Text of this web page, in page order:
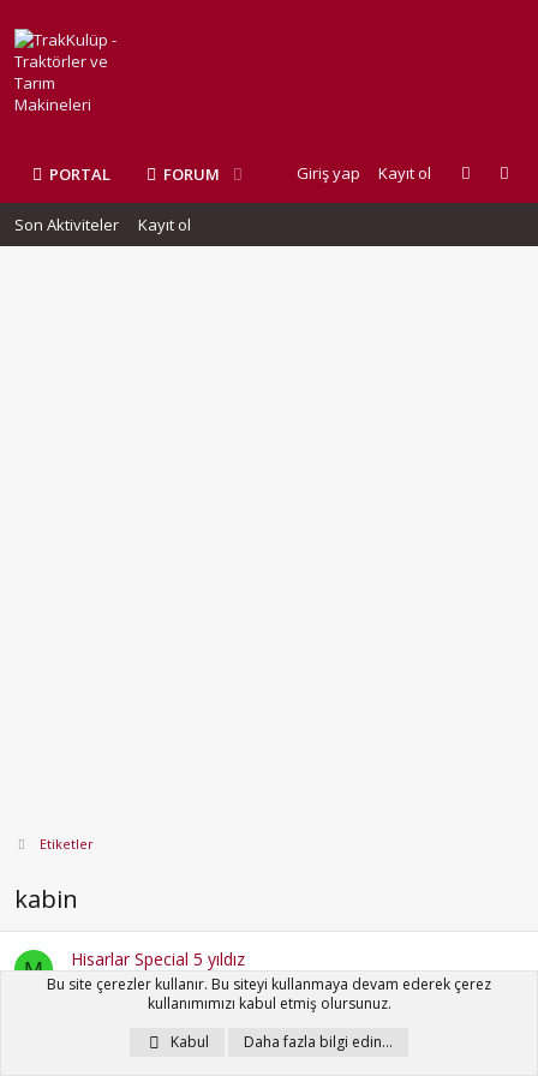
PORTAL FORUM Giriş yap Kayıt ol
Son Aktiviteler Kayıt ol
Etiketler
kabin
M Hisarlar Special 5 yıldız
Herkese merhaba hayırlı akşamlar. Saygıdeğer arkadaşlar
3050 Phantom traktörüm için hisarlar 2001 marka kabin aldım
uymama ihtimali varmıştır acaba yoksa her traktöre
Bu site çerezler kullanır. Bu siteyi kullanmaya devam ederek çerez
kullanımımızı kabul etmiş olursunuz.
Kabul
Daha fazla bilgi edin…